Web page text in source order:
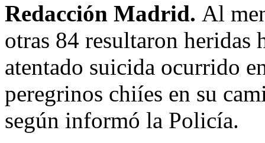
Redacción Madrid. Al
otras 84 resultaron heridas
atentado suicida ocurrido
peregrinos chiíes en su
según informó la Policía.